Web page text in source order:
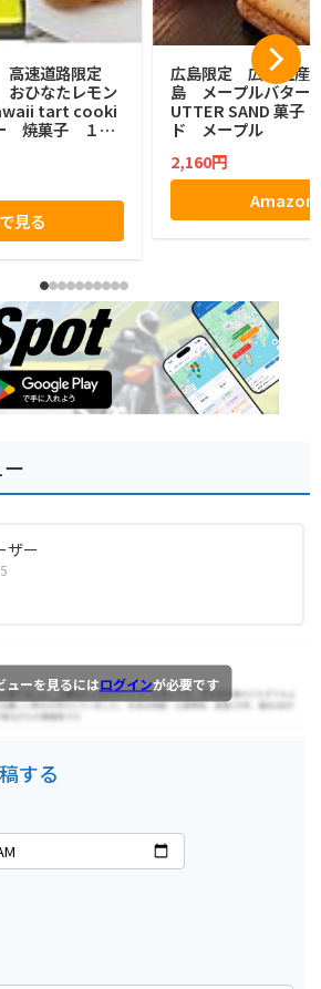
速道路限定
ひなたレモン
tart cooki
焼菓子 １２
見る
広島限定 広島土産
島 メープルバター
UTTER SAND 菓
ド メープル
2,160円
Amazon
ザー
ューを見るにはログインが必要です
する